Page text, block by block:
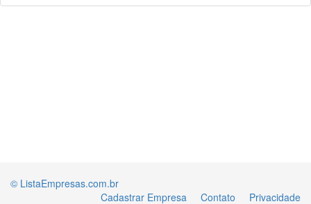
© ListaEmpresas.com.br
Cadastrar Empresa
Contato Privacidade